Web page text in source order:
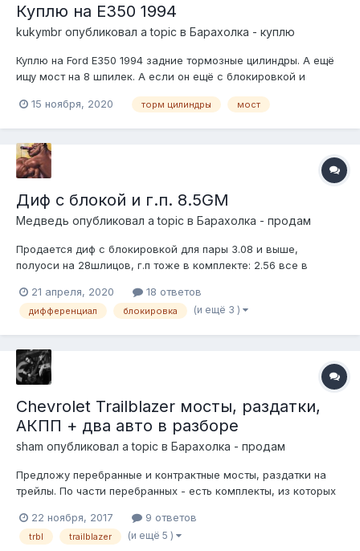
Куплю на E350 1994
kukymbr опубликовал a topic в Барахолка - куплю
Куплю на Ford E350 1994 задние тормозные цилиндры. А ещё
ищу мост на 8 шпилек. А если он ещё с блокировкой и
телегу/вацап, здесь далеко не сразу замечаю сообщения.
15 ноября, 2020 торм цилиндры мост
Диф с блокой и г.п. 8.5GM
Медведь опубликовал a topic в Барахолка - продам
Продается диф с блокировкой для пары 3.08 и выше,
полуоси на 28шлицов, г.п тоже в комплекте: 2.56 все в
8.5GM прайс: 15к rl=https://radikal.ru][/url
21 апреля, 2020 18 ответов
дифференциал блокировка (и ещё 3 )
Chevrolet Trailblazer мосты, раздатки,
АКПП + два авто в разборе
sham опубликовал a topic в Барахолка - продам
Предложу перебранные и контрактные мосты, раздатки на
трейлы. По части перебранных - есть комплекты, из которых
дня. На выходе получается полностью обслуженный агрегат,
в котором поменяно все, что требует внимания. Сальники -
22 ноября, 2017 9 ответов
trbl trailblazer (и ещё 5 )